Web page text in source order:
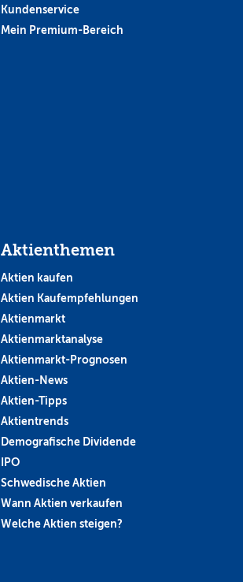
Kundenservice
Mein Premium-Bereich
Aktienthemen
Aktien kaufen
Aktien Kaufempfehlungen
Aktienmarkt
Aktienmarktanalyse
Aktienmarkt-Prognosen
Aktien-News
Aktien-Tipps
Aktientrends
Demografische Dividende
IPO
Schwedische Aktien
Wann Aktien verkaufen
Welche Aktien steigen?